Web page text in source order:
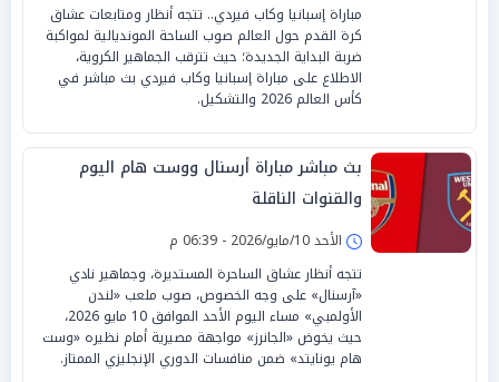
مباراة إسبانيا وكاب فيردي.. تتجه أنظار ومتابعات عشاق
كرة القدم حول العالم صوب الساحة المونديالية لمواكبة
ضربة البداية الجديدة؛ حيث تترقب الجماهير الكروية،
الاطلاع على مباراة إسبانيا وكاب فيردي بث مباشر في
كأس العالم 2026 والتشكيل.
بث مباشر مباراة أرسنال ووست هام اليوم
والقنوات الناقلة
الأحد 10/مايو/2026 - 06:39 م
تتجه أنظار عشاق الساحرة المستديرة، وجماهير نادي
«آرسنال» على وجه الخصوص، صوب ملعب «لندن
الأولمبي» مساء اليوم الأحد الموافق 10 مايو 2026،
حيث يخوض «الجانرز» مواجهة مصيرية أمام نظيره «وست
هام يونايتد» ضمن منافسات الدوري الإنجليزي الممتاز.